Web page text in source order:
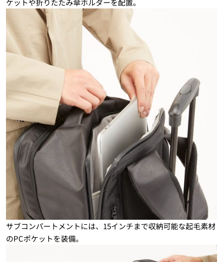
ケットや折りたたみ傘ホルダーを配置。
サブコンパートメントには、15インチまで収納可能な起毛素材
のPCポケットを装備。